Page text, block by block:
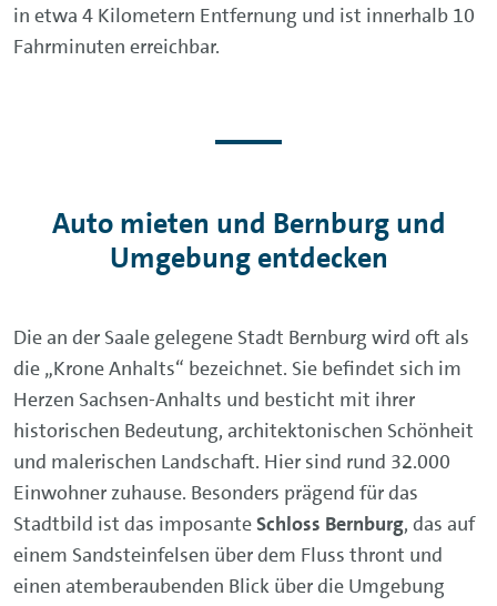
in etwa 4 Kilometern Entfernung und ist innerhalb 10
Fahrminuten erreichbar.
Auto mieten und Bernburg und
Umgebung entdecken
Die an der Saale gelegene Stadt Bernburg wird oft als
die „Krone Anhalts“ bezeichnet. Sie befindet sich im
Herzen Sachsen-Anhalts und besticht mit ihrer
historischen Bedeutung, architektonischen Schönheit
und malerischen Landschaft. Hier sind rund 32.000
Einwohner zuhause. Besonders prägend für das
Stadtbild ist das imposanteSchloss Bernburg, das auf
einem Sandsteinfelsen über dem Fluss thront und
einen atemberaubenden Blick über die Umgebung